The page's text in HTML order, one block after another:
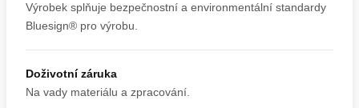
Výrobek splňuje bezpečnostní a environmentální standardy
Bluesign® pro výrobu.
Doživotní záruka
Na vady materiálu a zpracování.